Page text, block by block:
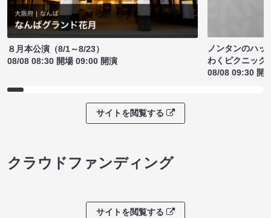
８月本公演（8/1～8/23）
08/08 08:30 開場 09:00 開演
ノンタンのハッ
わくピクニック
08/08 09:30 開
サイトを閲覧する
クラウドファンディング
サイトを閲覧する